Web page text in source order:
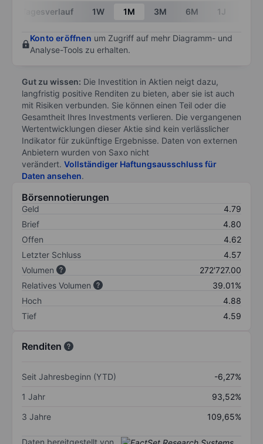
End of interactive chart.
Tagesverlauf 1W 1M 3M 6M 1J
Konto eröffnen um Zugriff auf mehr Diagramm- und
Analyse-Tools zu erhalten.
Gut zu wissen: Die Investition in Aktien neigt dazu,
langfristig positive Renditen zu bieten, aber sie ist auch
mit Risiken verbunden. Sie können einen Teil oder die
Gesamtheit Ihres Investments verlieren. Die vergangenen
Wertentwicklungen dieser Aktie sind kein verlässlicher
Indikator für zukünftige Ergebnisse. Daten von externen
Anbietern wurden von Saxo nicht
verändert. Vollständiger Haftungsausschluss für
Daten ansehen.
Börsennotierungen
Geld
4.79
Brief
4.80
Offen
4.62
Letzter Schluss
4.57
Volumen
272'727.00
Relatives Volumen
39.01%
Hoch
4.88
Tief
4.59
Renditen
Seit Jahresbeginn (YTD)
-6,27%
1 Jahr
93,52%
3 Jahre
109,65%
Daten bereitgestellt von